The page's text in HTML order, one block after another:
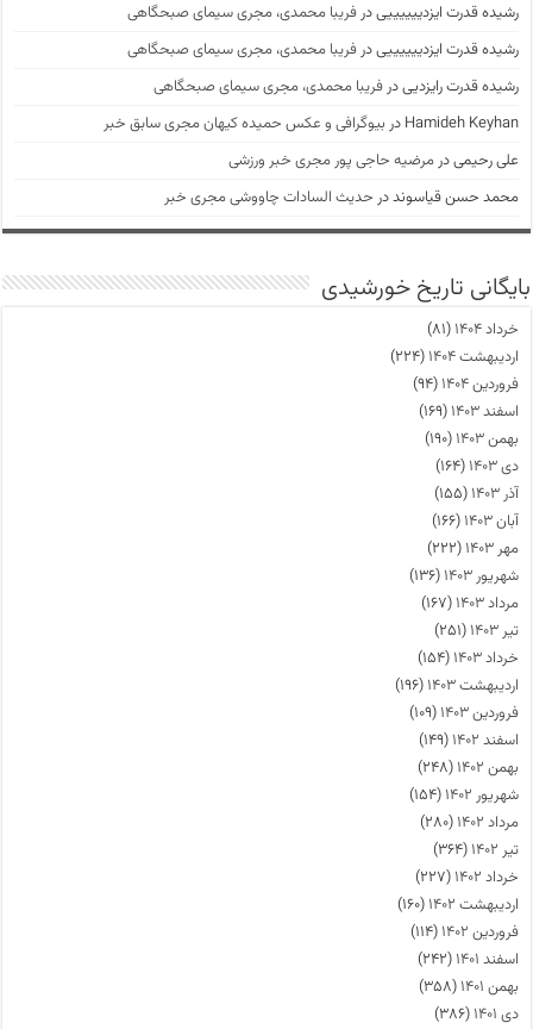
رشیده قدرت ایزدیییییییدرفریبا محمدی، مجری سیمای صبحگاهی
رشیده قدرت ایزدیییییییدرفریبا محمدی، مجری سیمای صبحگاهی
رشیده قدرت رایزدییدرفریبا محمدی، مجری سیمای صبحگاهی
Hamideh Keyhan در بیوگرافی و عکس حمیده کیهان مجری سابق خبر
علی رحیمیدرمرضیه حاجی پور مجری خبر ورزشی
محمد حسن قیاسونددر حدیث السادات چاووشی مجری خبر
بایگانی تاریخ خورشیدی
خرداد ۱۴۰۴
(۸۱)
اردیبهشت ۱۴۰۴
(۲۲۴)
فروردین ۱۴۰۴
(۹۴)
اسفند ۱۴۰۳
(۱۶۹)
بهمن ۱۴۰۳
(۱۹۰)
دی ۱۴۰۳
(۱۶۴)
آذر ۱۴۰۳
(۱۵۵)
آبان ۱۴۰۳
(۱۶۶)
مهر ۱۴۰۳
(۲۲۲)
شهریور ۱۴۰۳
(۱۳۶)
مرداد ۱۴۰۳
(۱۶۷)
تیر ۱۴۰۳
(۲۵۱)
خرداد ۱۴۰۳
(۱۵۴)
اردیبهشت ۱۴۰۳
(۱۹۶)
فروردین ۱۴۰۳
(۱۰۹)
اسفند ۱۴۰۲
(۱۴۹)
بهمن ۱۴۰۲
(۲۴۸)
شهریور ۱۴۰۲
(۱۵۴)
مرداد ۱۴۰۲
(۲۸۰)
تیر ۱۴۰۲
(۳۶۴)
خرداد ۱۴۰۲
(۲۲۷)
اردیبهشت ۱۴۰۲
(۱۶۰)
فروردین ۱۴۰۲
(۱۱۴)
اسفند ۱۴۰۱
(۲۴۲)
بهمن ۱۴۰۱
(۳۵۸)
دی ۱۴۰۱
(۳۸۶)